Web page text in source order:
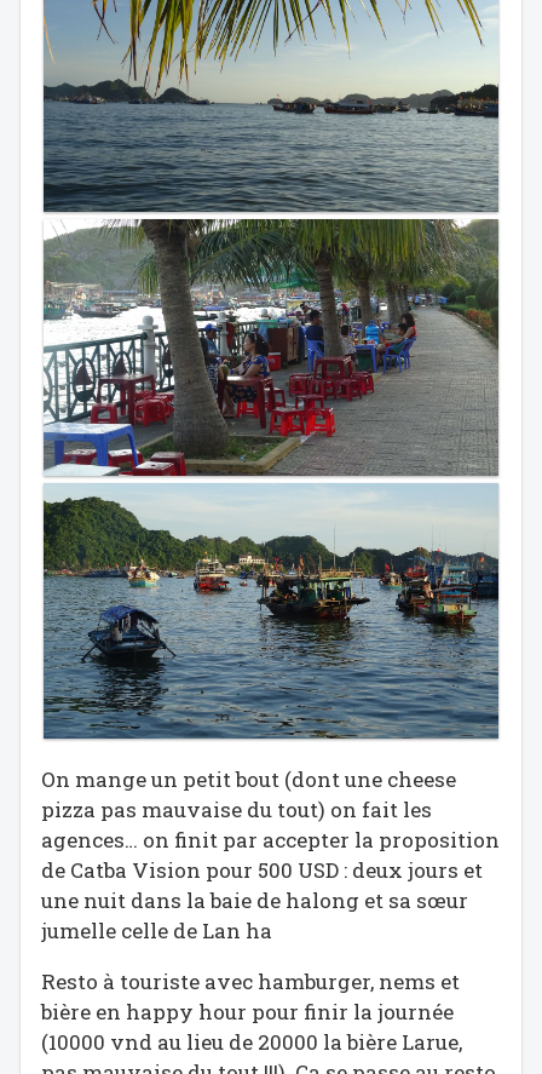
On mange un petit bout (dont une cheese
pizza pas mauvaise du tout) on fait les
agences… on finit par accepter la proposition
de Catba Vision pour 500 USD : deux jours et
une nuit dans la baie de halong et sa sœur
jumelle celle de Lan ha
Resto à touriste avec hamburger, nems et
bière en happy hour pour finir la journée
(10000 vnd au lieu de 20000 la bière Larue,